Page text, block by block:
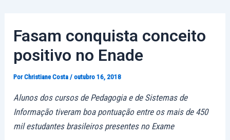
conteúdo
Fasam conquista conceito
positivo no Enade
PorChristiane Costa/outubro 16, 2018
Alunos dos cursos de Pedagogia e de Sistemas de
Informação tiveram boa pontuação entre os mais de 450
mil estudantes brasileiros presentes no Exame